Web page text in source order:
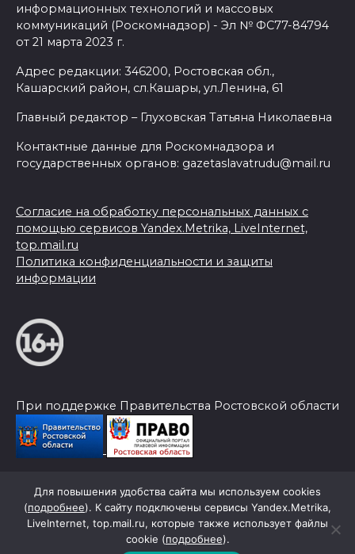
информационных технологий и массовых
коммуникаций (Роскомнадзор) - Эл № ФС77-84794
от 21 марта 2023 г.
Адрес редакции: 346200, Ростовская обл.,
Кашарский район, сл.Кашары, ул.Ленина, 61
Главный редактор – Глуховская Татьяна Николаевна
Контактные данные для Роскомнадзора и
государственных органов: gazetaslavatrudu@mail.ru
Согласие на обработку персональных данных с
помощью сервисов Yandex.Metrika, LiveInternet,
top.mail.ru
Политика конфиденциальности и защиты
информации
При поддержке Правительства Ростовской области
© 2026 Слава Труду
Для повышения удобства сайта мы используем cookies
(подробнее). К сайту подключены сервисы Yandex.Metrika,
LiveInternet, top.mail.ru, которые также использует файлы
cookie (подробнее).